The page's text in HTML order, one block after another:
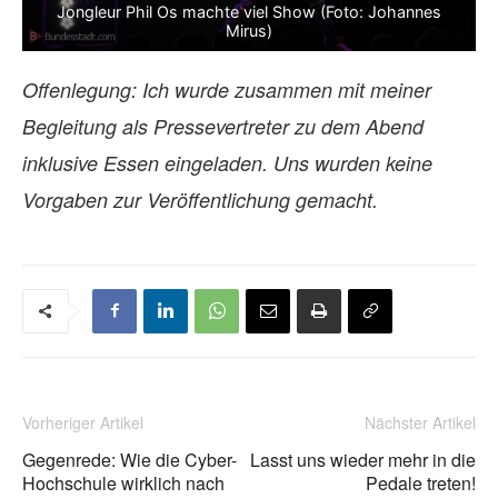
Jongleur Phil Os machte viel Show (Foto: Johannes
Mirus)
Offenlegung: Ich wurde zusammen mit meiner
Begleitung als Pressevertreter zu dem Abend
inklusive Essen eingeladen. Uns wurden keine
Vorgaben zur Veröffentlichung gemacht.
Vorheriger Artikel
Gegenrede: Wie die Cyber-
Hochschule wirklich nach
Nächster Artikel
Lasst uns wieder mehr in die
Pedale treten!